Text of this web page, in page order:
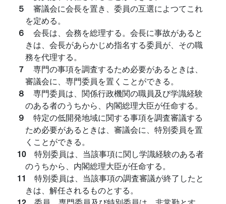
５ 審議会に会長を置き、委員の互選によつてこれ
を定める。
６ 会長は、会務を総理する。会長に事故があると
きは、会長があらかじめ指名する委員が、その職
務を代理する。
７ 専門の事項を調査するため必要があるときは、
審議会に、専門委員を置くことができる。
８ 専門委員は、関係行政機関の職員及び学識経験
のある者のうちから、内閣総理大臣が任命する。
９ 特定の低開発地域に関する事項を調査審議する
ため必要があるときは、審議会に、特別委員を置
くことができる。
10 特別委員は、当該事項に関し学識経験のある者
のうちから、内閣総理大臣が任命する。
11 特別委員は、当該事項の調査審議が終了したと
きは、解任されるものとする。